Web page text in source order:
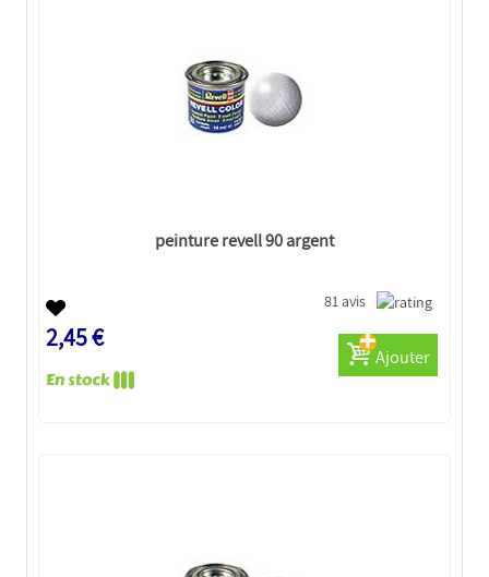
peinture revell 90 argent
81 avis
2,45 €
Ajouter